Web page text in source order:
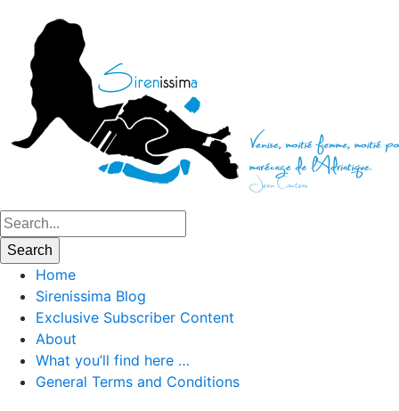
Home
Sirenissima Blog
Exclusive Subscriber Content
About
What you’ll find here …
General Terms and Conditions